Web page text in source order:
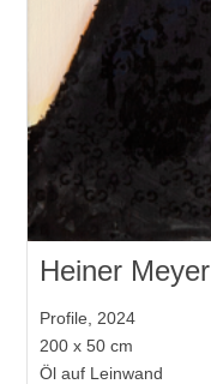
Heiner Meyer
Profile, 2024
200 x 50 cm
Öl auf Leinwand